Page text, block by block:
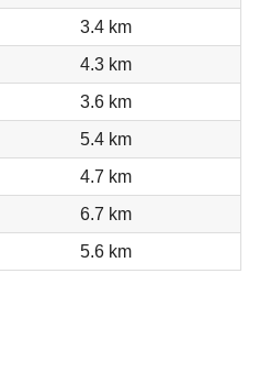
3.4 km
4.3 km
3.6 km
5.4 km
4.7 km
6.7 km
5.6 km